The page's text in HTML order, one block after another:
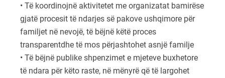
• Të koordinojnë aktivitetet me organizatat bamirëse
gjatë procesit të ndarjes së pakove ushqimore për
familjet në nevojë, të bëjnë këtë proces
transparentdhe të mos përjashtohet asnjë familje
• Të bëjnë publike shpenzimet e mjeteve buxhetore
të ndara për këto raste, në mënyrë që të largohet